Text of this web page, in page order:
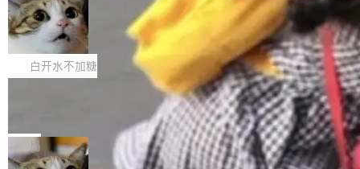
生成与复杂版式组织； 更稳定的图...
untu 用户在用，那用 snap 打包就没什么可纠结
的。 从 deb 到 snap 的迁移路径 hwctl 是 rust-
hwlib 硬件 API 库的一部分，命令行工具负责查
询 Ubuntu 的硬件认证数据库。...
离开 Thinking Machines Lab，说自己作为联合
创始人的角色「太累了」。几天后，The Inform
ation 就曝出她将重回 OpenAI，负责递归自我
改进方向的研究。她是 Thinking Machines 过
去一年内第四个离开的联合创始人。 这家由前
OpenAI CTO Mira Murati 创立的公司，连创始
团队都留不住。 但 Thinking Machines 不是唯
一在人才争夺战中失血的公司。六月，Google
连失两员大将：Noam Shazeer 去了 Op...
FFmpeg 9.0 发布
FFmpeg 9.0 现已发布，包含多项改进。官方更
新日志列出的 9.0 版本主要更新内容如下： 扩
展 AMF 色彩转换器 (vf_vpp_amf) 的 HDR 功能
MP4 muxer 中支持 LCEVC 音轨复用 Playdate
视频编码器和多路复用器 添加 v360_vulkan filt
er HE-AAC 960 解码 (DAB+) transpose_cuda
filter 添加 AMF Frame Rate Converter (vf_frc
白开水不加糖
DeepSeek V4 Flash 单日消耗 8 万亿 t
8 万亿 tokens。一天。一家公司的消耗。 Open
Code 在 X 上发帖：「DeepSeek Flash did 8T
tokens on August 1st. 5T of free usage + 3T
局